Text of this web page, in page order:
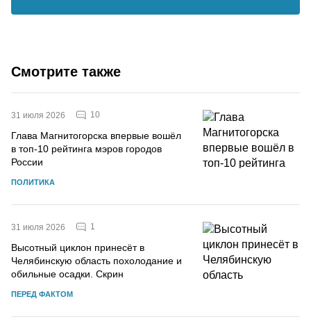
Смотрите также
31 июля 2026 10
Глава Магнитогорска впервые вошёл
в топ-10 рейтинга мэров городов
России
ПОЛИТИКА
31 июля 2026 1
Высотный циклон принесёт в
Челябинскую область похолодание и
обильные осадки. Скрин
ПЕРЕД ФАКТОМ